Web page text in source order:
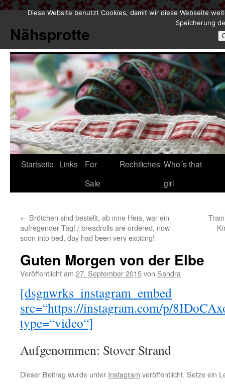
springen
Nähsprotte
Startseite Links
For
Sale
Rechtliches Who´s that
girl
← Brötchen sind bestellt, ab inne Heia, war ein
aufregender Tag! / breadrolls are ordered, now
soon into bed, day had been very exciting!
Guten Morgen von der Elbe
Veröffentlicht am 27. September 2015von Sandra
[dsgnwrks_instagram_embed
src=“https://instagram.com/p/
type=“video“]
Aufgenommen: Stover Strand
Dieser Beitrag wurde unter Instagram veröffentlicht. Setze ein
Diese Website benutzt Cookies, damit wir diese Webseite
Speicherung